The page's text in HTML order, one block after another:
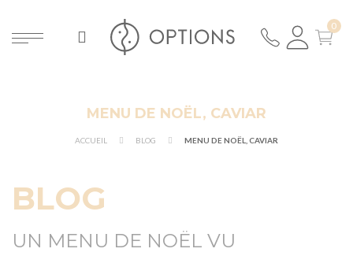
MENU DE NOËL, CAVIAR
ACCUEIL BLOG MENU DE NOËL, CAVIAR
BLOG
UN MENU DE NOËL VU